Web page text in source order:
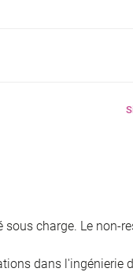
charge. Le non-
dans l'ingénierie